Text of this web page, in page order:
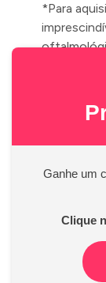
*Para
o mesmo
as lentes
base,
lentes de
Ganhe um
Clique